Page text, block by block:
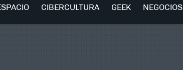
CIBERCULTURA GEEK NEGOCIOS